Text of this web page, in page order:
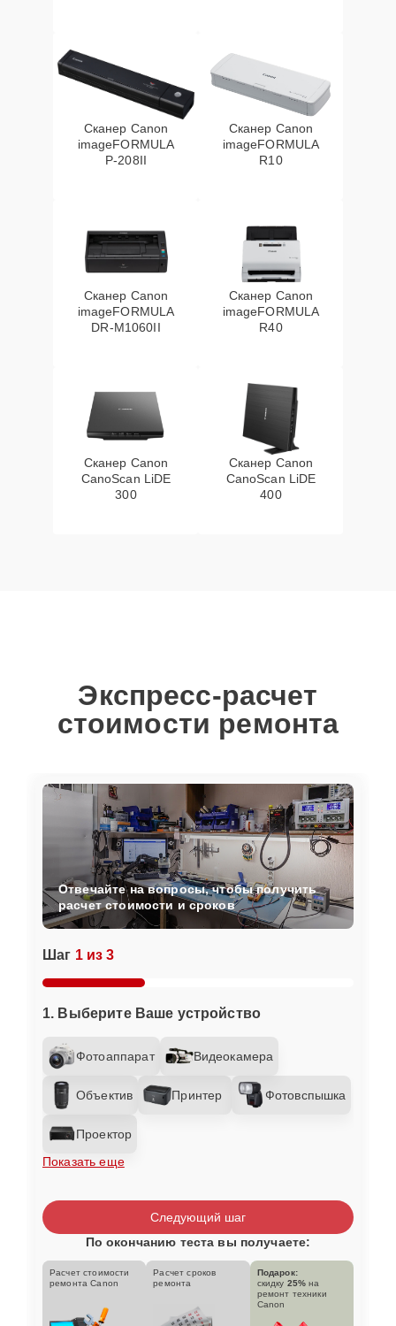
Сканер Canon
imageFORMULA
P‑208II
Сканер Canon
imageFORMULA
R10
Сканер Canon
imageFORMULA
DR‑M1060II
Сканер Canon
imageFORMULA
R40
Сканер Canon
CanoScan LiDE
300
Сканер Canon
CanoScan LiDE
400
Экспресс-расчет
стоимости ремонта
Шаг 1 из 3
1. Выберите Ваше устройство
Фотоаппарат Видеокамера
Объектив Принтер Фотовспышка
Проектор
Показать еще
Отвечайте на вопросы, чтобы получить
расчет стоимости и сроков
Следующий шаг
По окончанию теста вы получаете:
Расчет стоимости
ремонта Canon
Расчет сроков
ремонта
Подарок:
скидку 25% на
ремонт техники
Canon